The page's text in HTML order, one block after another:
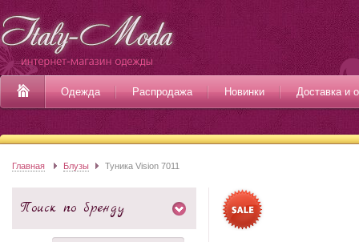
Одежда Распродажа Новинки Доставка и
Главная Блузы Туника Vision 7011
Поиск по бренду